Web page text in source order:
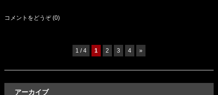
コメントをどうぞ (0)
1 / 4 1 2 3 4 »
アーカイブ